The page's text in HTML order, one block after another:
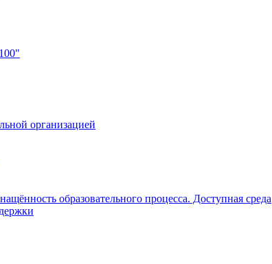
организацией
образовательного процесса. Доступная среда